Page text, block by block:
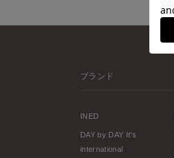
ブランド
INED
DAY by DAY It's
international